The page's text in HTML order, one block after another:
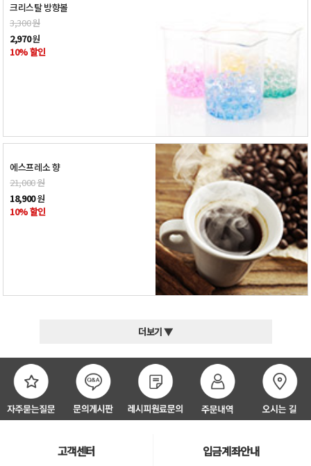
크리스탈 방향볼
3,300원
2,970원
10% 할인
에스프레소 향
21,000원
18,900원
10% 할인
더보기 ▼
고객센터 입금계좌안내